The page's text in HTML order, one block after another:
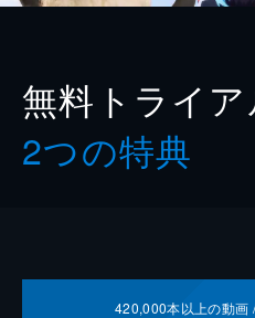
無料トライ
2つの特典
420,000本以上の動画